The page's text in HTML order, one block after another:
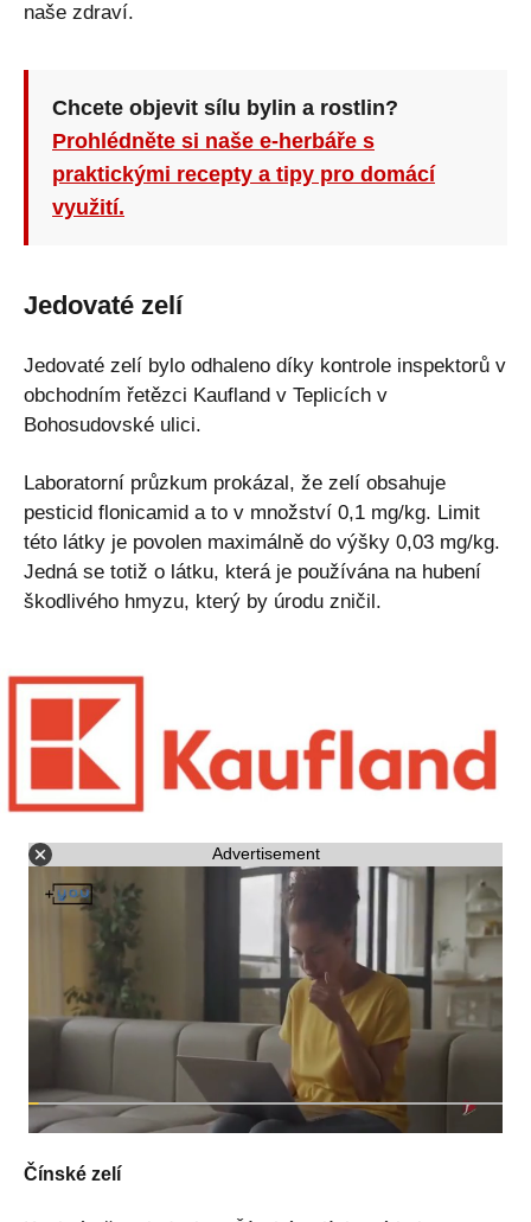
naše zdraví.
Chcete objevit sílu bylin a rostlin?
Prohlédněte si naše e-herbáře s
praktickými recepty a tipy pro domácí
využití.
Jedovaté zelí
Jedovaté zelí bylo odhaleno díky kontrole inspektorů v
obchodním řetězci Kaufland v Teplicích v
Bohosudovské ulici.
Laboratorní průzkum prokázal, že zelí obsahuje
pesticid flonicamid a to v množství 0,1 mg/kg. Limit
této látky je povolen maximálně do výšky 0,03 mg/kg.
Jedná se totiž o látku, která je používána na hubení
škodlivého hmyzu, který by úrodu zničil.
Advertisement
Čínské zelí